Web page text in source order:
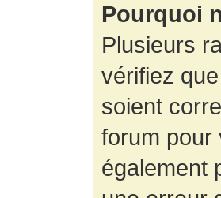
Pourquoi
Plusieurs
vérifiez
soient
forum pour
également